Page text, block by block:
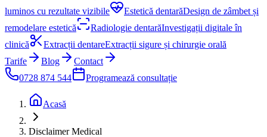
luminos cu rezultate vizibile
Estetică dentarăDesign de zâmbet și
remodelare estetică
Radiologie dentarăInvestigații digitale în
clinică
Extracții dentareExtracții sigure și chirurgie orală
Tarife
Blog
Contact
0728 874 544
Programează consultație
Acasă
Disclaimer Medical